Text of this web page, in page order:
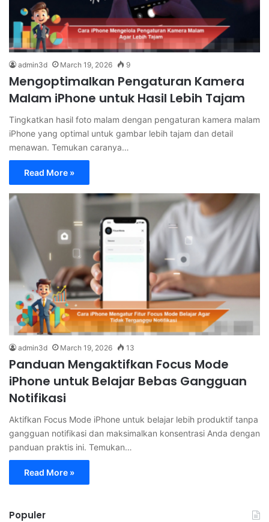
admin3d March 19, 2026 9
Mengoptimalkan Pengaturan Kamera
Malam iPhone untuk Hasil Lebih Tajam
Tingkatkan hasil foto malam dengan pengaturan kamera malam
iPhone yang optimal untuk gambar lebih tajam dan detail
menawan. Temukan caranya…
Read More »
admin3d March 19, 2026 13
Panduan Mengaktifkan Focus Mode
iPhone untuk Belajar Bebas Gangguan
Notifikasi
Aktifkan Focus Mode iPhone untuk belajar lebih produktif tanpa
gangguan notifikasi dan maksimalkan konsentrasi Anda dengan
panduan praktis ini. Temukan…
Read More »
Populer